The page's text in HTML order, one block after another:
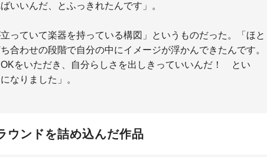
いいんだ、とふっきれたんです」。
っていて楽器を持っている構図」というものだった。「ほと
合わせの段階で自分の中にイメージが浮かんできたんです。
をいただき、自分らしさを出しきっていいんだ！ とい
なりました」。
ウンドを詰め込んだ作品